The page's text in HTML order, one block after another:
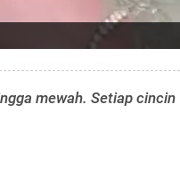
mewah. Setiap cincin